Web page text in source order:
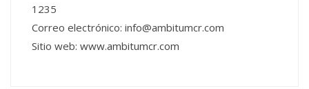
1235
Correo electrónico: info@ambitumcr.com
Sitio web: www.ambitumcr.com